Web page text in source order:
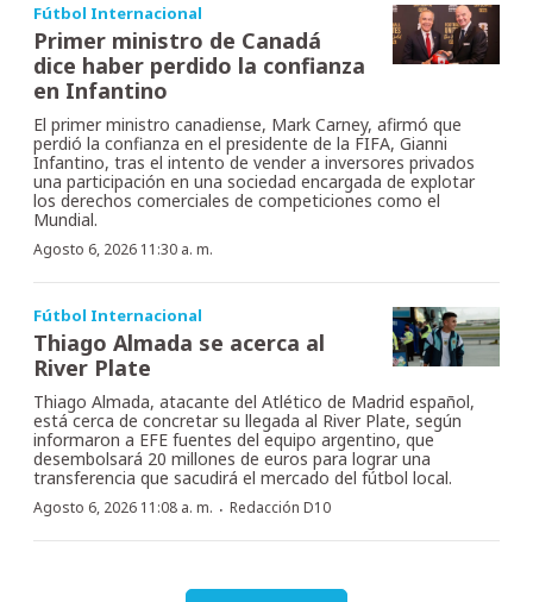
Fútbol Internacional
Primer ministro de Canadá
dice haber perdido la confianza
en Infantino
El primer ministro canadiense, Mark Carney, afirmó que
perdió la confianza en el presidente de la FIFA, Gianni
Infantino, tras el intento de vender a inversores privados
una participación en una sociedad encargada de explotar
los derechos comerciales de competiciones como el
Mundial.
Agosto 6, 2026 11:30 a. m.
Fútbol Internacional
Thiago Almada se acerca al
River Plate
Thiago Almada, atacante del Atlético de Madrid español,
está cerca de concretar su llegada al River Plate, según
informaron a EFE fuentes del equipo argentino, que
desembolsará 20 millones de euros para lograr una
transferencia que sacudirá el mercado del fútbol local.
Agosto 6, 2026 11:08 a. m. · Redacción D10